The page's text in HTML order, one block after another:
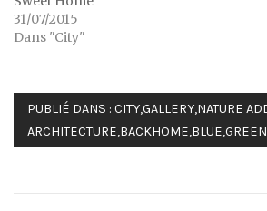
31/07/2015
Dans "City"
PUBLIÉ DANS : CITY,GALLERY,NATURE
ARCHITECTURE,BACKHOME,BLUE,GREEN